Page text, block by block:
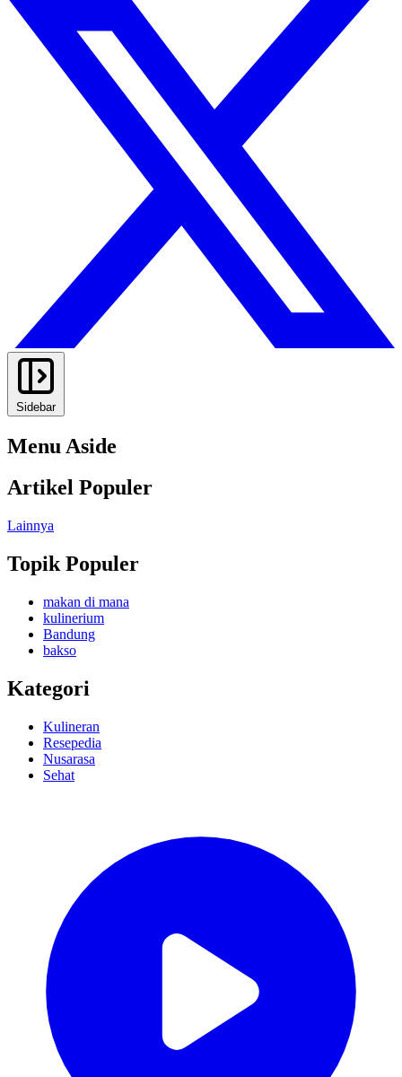
Sidebar
Menu Aside
Artikel Populer
Lainnya
Topik Populer
makan di mana
kulinerium
Bandung
bakso
Kategori
Kulineran
Resepedia
Nusarasa
Sehat